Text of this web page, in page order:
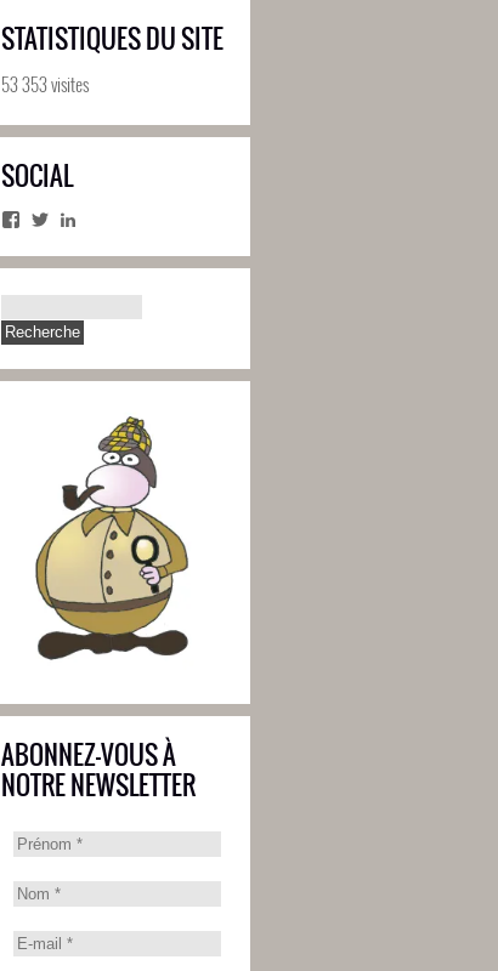
STATISTIQUES DU SITE
53 353 visites
SOCIAL
Facebook
Twitter
ABONNEZ-VOUS À
NOTRE NEWSLETTER